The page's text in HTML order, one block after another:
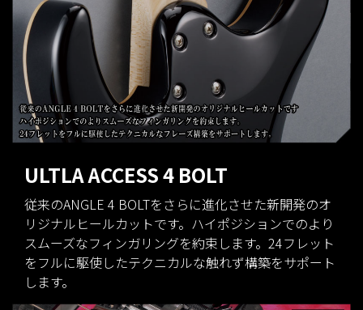
ULTLA ACCESS 4 BOLT
従来のANGLE 4 BOLTをさらに進化させた新開発のオ
リジナルヒールカットです。ハイポジションでのより
スムーズなフィンガリングを約束します。24フレット
をフルに駆使したテクニカルな触れず構築をサポート
します。